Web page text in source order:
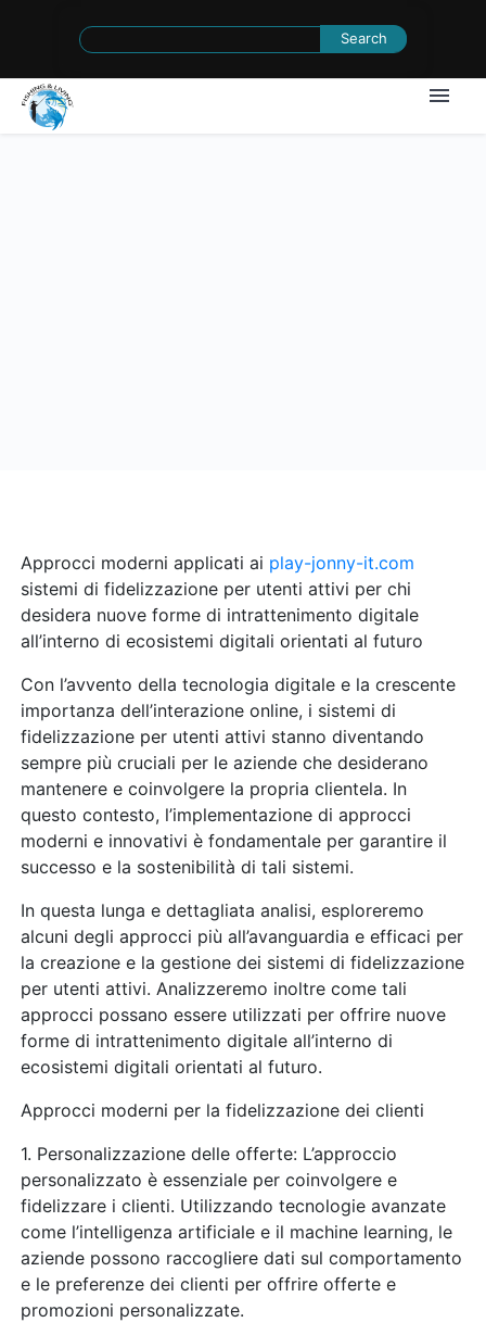
Search
Approcci moderni applicati ai play-jonny-it.com
sistemi di fidelizzazione per utenti attivi per chi
desidera nuove forme di intrattenimento digitale
all’interno di ecosistemi digitali orientati al futuro
Con l’avvento della tecnologia digitale e la crescente
importanza dell’interazione online, i sistemi di
fidelizzazione per utenti attivi stanno diventando
sempre più cruciali per le aziende che desiderano
mantenere e coinvolgere la propria clientela. In
questo contesto, l’implementazione di approcci
moderni e innovativi è fondamentale per garantire il
successo e la sostenibilità di tali sistemi.
In questa lunga e dettagliata analisi, esploreremo
alcuni degli approcci più all’avanguardia e efficaci per
la creazione e la gestione dei sistemi di fidelizzazione
per utenti attivi. Analizzeremo inoltre come tali
approcci possano essere utilizzati per offrire nuove
forme di intrattenimento digitale all’interno di
ecosistemi digitali orientati al futuro.
Approcci moderni per la fidelizzazione dei clienti
1. Personalizzazione delle offerte: L’approccio
personalizzato è essenziale per coinvolgere e
fidelizzare i clienti. Utilizzando tecnologie avanzate
come l’intelligenza artificiale e il machine learning, le
aziende possono raccogliere dati sul comportamento
e le preferenze dei clienti per offrire offerte e
promozioni personalizzate.